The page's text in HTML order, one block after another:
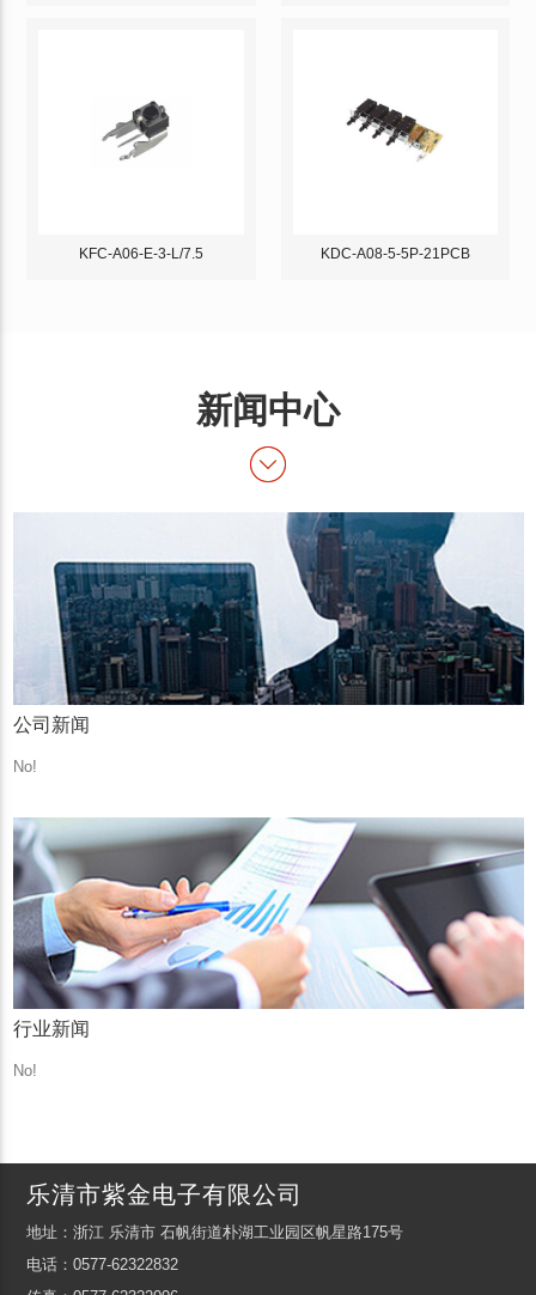
KFC-A06-E-3-L/7.5 KDC-A08-5-5P-21PCB
新闻中心
公司新闻
No!
行业新闻
No!
乐清市紫金电子有限公司
地址：浙江 乐清市 石帆街道朴湖工业园区帆星路175号
电话：0577-62322832